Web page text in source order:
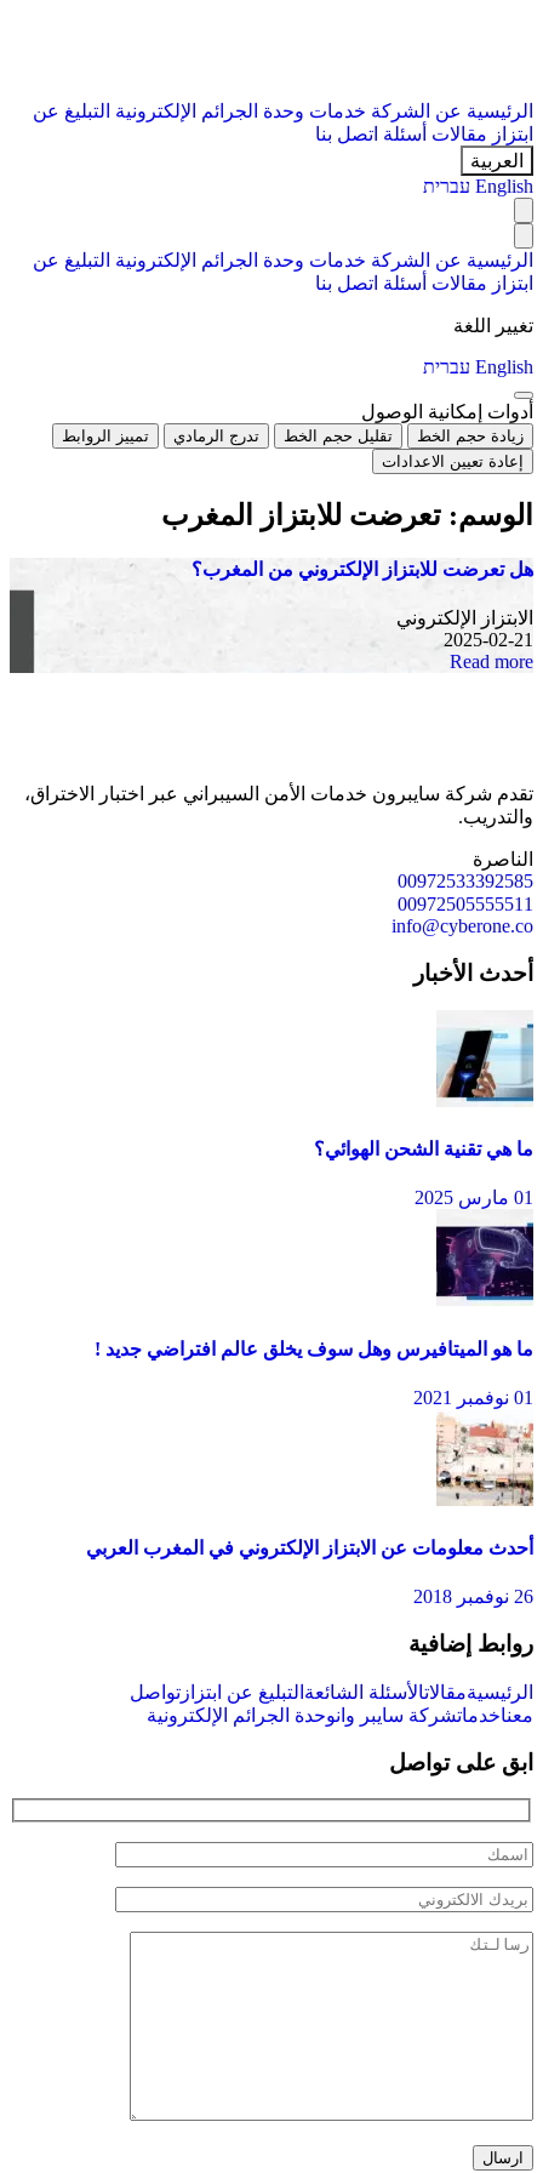
الرئيسية عن الشركة خدمات وحدة الجرائم الإلكترونية التبليغ عن
ابتزاز مقالات أسئلة اتصل بنا
العربية
English עברית
الرئيسية عن الشركة خدمات وحدة الجرائم الإلكترونية التبليغ عن
ابتزاز مقالات أسئلة اتصل بنا
تغيير اللغة
English עברית
أدوات إمكانية الوصول
زيادة حجم الخط تقليل حجم الخط تدرج الرمادي
تمييز الروابط
إعادة تعيين الاعدادات
الوسم: تعرضت للابتزاز المغرب
هل تعرضت للابتزاز الإلكتروني من المغرب؟
الابتزاز الإلكتروني
2025-02-21
Read more
تقدم شركة سايبرون خدمات الأمن السيبراني عبر اختبار الاختراق،
والتدريب.
الناصرة
00972533392585
00972505555511
info@cyberone.co
أحدث الأخبار
ما هي تقنية الشحن الهوائي؟
01 مارس 2025
ما هو الميتافيرس وهل سوف يخلق عالم افتراضي جديد !
01 نوفمبر 2021
أحدث معلومات عن الابتزاز الإلكتروني في المغرب العربي
26 نوفمبر 2018
روابط إضافية
الرئيسيةمقالاتالأسئلة الشائعة التبليغ عن ابتزاز تواصل
معناخدماتشركة سايبر وانوحدة الجرائم الإلكترونية
ابق على تواصل